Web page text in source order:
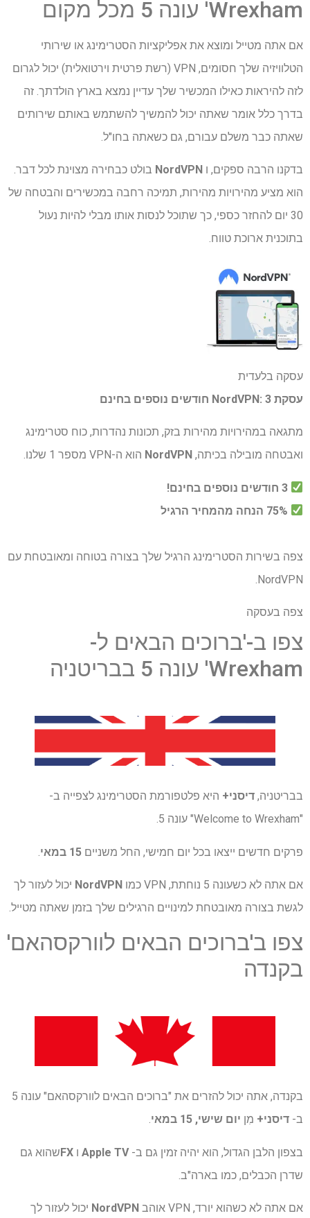
Wrexham' עונה 5 מכל מקום
אם אתה מטייל ומוצא את אפליקציות הסטרימינג או שירותי
הטלוויזיה שלך חסומים, VPN (רשת פרטית וירטואלית) יכול לגרום
לזה להיראות כאילו המכשיר שלך עדיין נמצא בארץ הולדתך. זה
בדרך כלל אומר שאתה יכול להמשיך להשתמש באותם שירותים
שאתה כבר משלם עבורם, גם כשאתה בחו"ל.
בדקנו הרבה ספקים, ו NordVPN בולט כבחירה מצוינת לכל דבר.
הוא מציע מהירויות מהירות, תמיכה רחבה במכשירים והבטחה של
30 יום להחזר כספי, כך שתוכל לנסות אותו מבלי להיות נעול
בתוכנית ארוכת טווח.
עסקה בלעדית
עסקת NordVPN: 3 חודשים נוספים בחינם
מתגאה במהירויות מהירות בזק, תכונות נהדרות, כוח סטרימינג
ואבטחה מובילה בכיתה, NordVPN הוא ה-VPN מספר 1 שלנו.
3 חודשים נוספים בחינם!
צפה בשירות הסטרימינג הרגיל שלך בצורה בטוחה ומאובטחת עם
NordVPN.
צפה בעסקה
צפו ב-'ברוכים הבאים ל-
Wrexham' עונה 5 בבריטניה
בבריטניה, דיסני+ היא פלטפורמת הסטרימינג לצפייה ב-
"Welcome to Wrexham" עונה 5.
פרקים חדשים ייצאו בכל יום חמישי, החל משניים 15 במאי .
אם אתה לא כשעונה 5 נוחתת, VPN כמו NordVPN יכול לעזור לך
לגשת בצורה מאובטחת למינויים הרגילים שלך בזמן שאתה מטייל.
צפו ב'ברוכים הבאים לוורקסהאם'
בקנדה
בקנדה, אתה יכול להזרים את "ברוכים הבאים לוורקסהאם" עונה 5
ב- דיסני+ מִן יום שישי, 15 במאי .
בצפון הלבן הגדול, הוא יהיה זמין גם ב-Apple TV ו FXשהוא גם
שדרן הכבלים, כמו בארה"ב.
אם אתה לא כשהוא יורד, VPN אוהב NordVPN יכול לעזור לך